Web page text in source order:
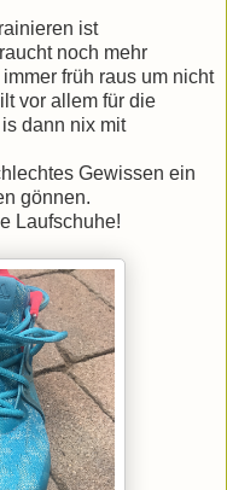
ist
noch mehr
früh raus um nicht
vor allem für die
dann nix mit
Gewissen ein
gönnen.
Laufschuhe!